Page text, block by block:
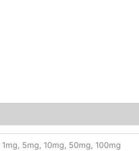
1mg, 5mg, 10mg, 50mg, 100mg